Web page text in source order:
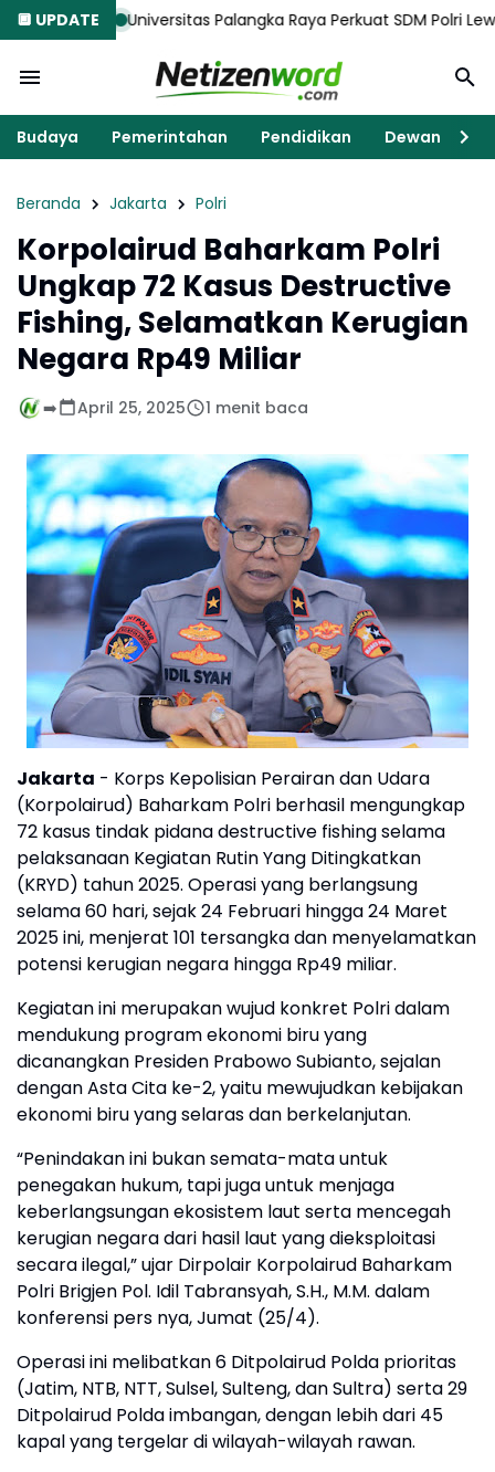
🔲 UPDATE
Universitas Palangka Raya Perkuat SDM Polri Lewat Pusat
Budaya Pemerintahan Pendidikan Dewan
Beranda Jakarta Polri
Korpolairud Baharkam Polri
Ungkap 72 Kasus Destructive
Fishing, Selamatkan Kerugian
Negara Rp49 Miliar
➡️ April 25, 2025 1 menit baca
Jakarta - Korps Kepolisian Perairan dan Udara
(Korpolairud) Baharkam Polri berhasil mengungkap
72 kasus tindak pidana destructive fishing selama
pelaksanaan Kegiatan Rutin Yang Ditingkatkan
(KRYD) tahun 2025. Operasi yang berlangsung
selama 60 hari, sejak 24 Februari hingga 24 Maret
2025 ini, menjerat 101 tersangka dan menyelamatkan
potensi kerugian negara hingga Rp49 miliar.
Kegiatan ini merupakan wujud konkret Polri dalam
mendukung program ekonomi biru yang
dicanangkan Presiden Prabowo Subianto, sejalan
dengan Asta Cita ke-2, yaitu mewujudkan kebijakan
ekonomi biru yang selaras dan berkelanjutan.
“Penindakan ini bukan semata-mata untuk
penegakan hukum, tapi juga untuk menjaga
keberlangsungan ekosistem laut serta mencegah
kerugian negara dari hasil laut yang dieksploitasi
secara ilegal,” ujar Dirpolair Korpolairud Baharkam
Polri Brigjen Pol. Idil Tabransyah, S.H., M.M. dalam
konferensi pers nya, Jumat (25/4).
Operasi ini melibatkan 6 Ditpolairud Polda prioritas
(Jatim, NTB, NTT, Sulsel, Sulteng, dan Sultra) serta 29
Ditpolairud Polda imbangan, dengan lebih dari 45
kapal yang tergelar di wilayah-wilayah rawan.